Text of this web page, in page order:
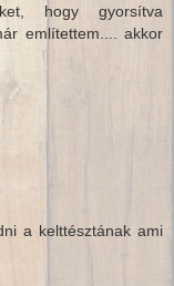
hogy gyorsítva
említettem.... akkor
a kelttésztának ami